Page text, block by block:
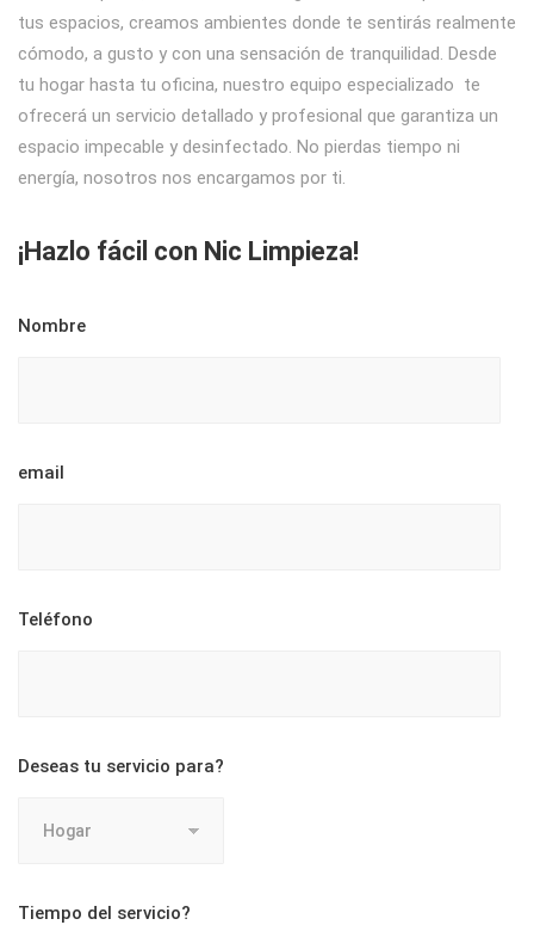
tus espacios, creamos ambientes donde te sentirás realmente
cómodo, a gusto y con una sensación de tranquilidad. Desde
tu hogar hasta tu oficina, nuestro equipo especializado te
ofrecerá un servicio detallado y profesional que garantiza un
espacio impecable y desinfectado. No pierdas tiempo ni
energía, nosotros nos encargamos por ti.
¡Hazlo fácil con Nic Limpieza!
Nombre
email
Teléfono
Deseas tu servicio para?
Tiempo del servicio?